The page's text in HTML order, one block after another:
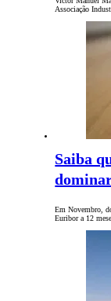
Associação
Saiba
Em Novembro,
Euribor a 12